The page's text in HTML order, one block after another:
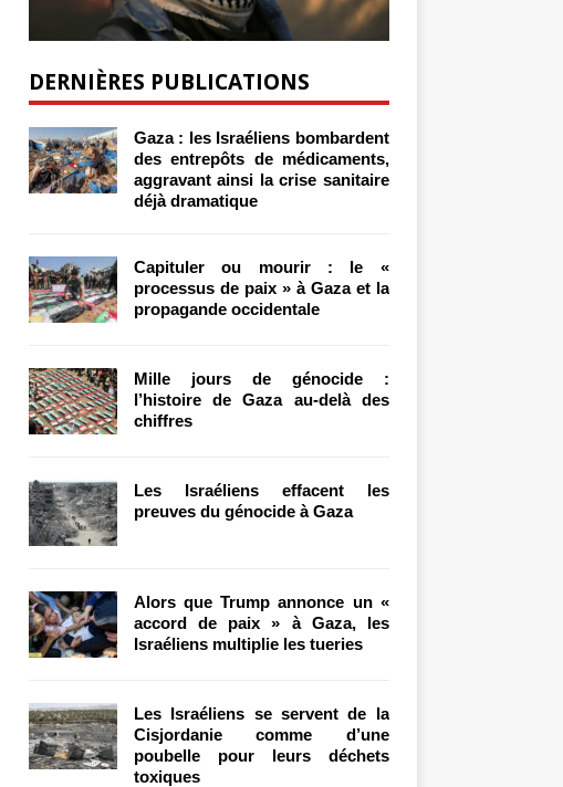
DERNIÈRES PUBLICATIONS
Gaza : les Israéliens bombardent
des entrepôts de médicaments,
aggravant ainsi la crise sanitaire
déjà dramatique
Capituler ou mourir : le «
processus de paix » à Gaza et la
propagande occidentale
Mille jours de génocide :
l’histoire de Gaza au-delà des
chiffres
Les Israéliens effacent les
preuves du génocide à Gaza
Alors que Trump annonce un «
accord de paix » à Gaza, les
Israéliens multiplie les tueries
Les Israéliens se servent de la
Cisjordanie comme d’une
poubelle pour leurs déchets
toxiques